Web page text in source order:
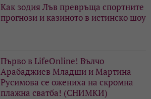
Как зодия Лъв превръща спортните
прогнози и казиното в истинско шоу
Първо в LifeOnline! Вълчо
Арабаджиев Младши и Мартина
Русимова сe oжениха на скромна
плажна сватба! (СНИМКИ)